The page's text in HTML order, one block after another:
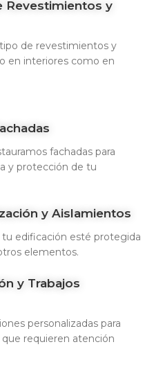
Revestimientos y
de revestimientos y
en interiores como en
fachadas para
y protección de tu
y Aislamientos
edificación esté protegida
elementos.
y Trabajos
personalizadas para
requieren atención